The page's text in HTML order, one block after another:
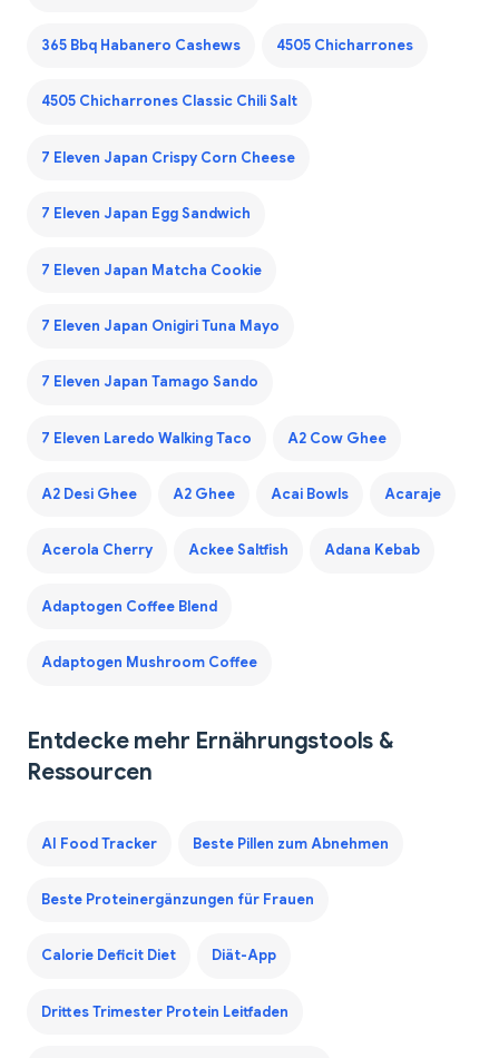
365 Bbq Habanero Cashews 4505 Chicharrones
4505 Chicharrones Classic Chili Salt
7 Eleven Japan Crispy Corn Cheese
7 Eleven Japan Egg Sandwich
7 Eleven Japan Matcha Cookie
7 Eleven Japan Onigiri Tuna Mayo
7 Eleven Japan Tamago Sando
7 Eleven Laredo Walking Taco A2 Cow Ghee
A2 Desi Ghee A2 Ghee Acai Bowls Acaraje
Acerola Cherry Ackee Saltfish Adana Kebab
Adaptogen Coffee Blend
Adaptogen Mushroom Coffee
Entdecke mehr Ernährungstools &
Ressourcen
AI Food Tracker Beste Pillen zum Abnehmen
Beste Proteinergänzungen für Frauen
Calorie Deficit Diet Diät-App
Drittes Trimester Protein Leitfaden